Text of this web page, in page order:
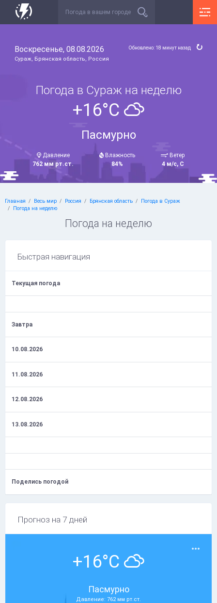
Воскресенье, 08.08.2026
Сураж, Брянская область, Россия
Обновлено: 18 минут назад
Погода в Сураж на неделю
+16°C
Пасмурно
Давление
762 мм рт.ст.
Влажность
84%
Ветер
4 м/с, С
Главная Весь мир Россия Брянская область
Погода в Сураж
Погода на неделю
Погода на неделю
Быстрая навигация
Текущая погода
Завтра
10.08.2026
11.08.2026
12.08.2026
13.08.2026
Поделись погодой
Прогноз на 7 дней
+16°C
Пасмурно
Давление: 762 мм рт.ст.